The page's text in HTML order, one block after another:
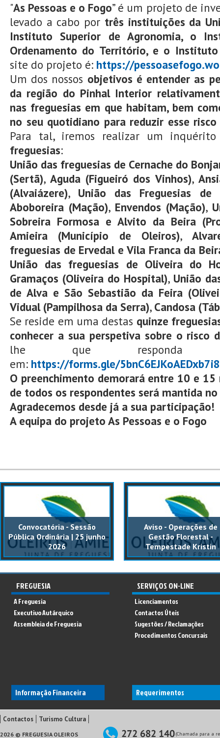
"As Pessoas e o Fogo” é um projeto de
levado a cabo por três instituições da
Instituto Superior de Agronomia, o
Ordenamento do Território, e o Instituto
site do projeto é: https://
Um dos nossos objetivos é entender as
da região do Pinhal Interior
nas freguesias em que habitam, bem
no seu quotidiano para reduzir esse
Para tal, iremos realizar um inquérito
freguesias:
União das freguesias de Cernache do
(Sertã),Aguda (Figueiró dos Vinhos),
(Alvaiázere), União das Freguesias de
Aboboreira (Mação), Envendos (Mação),
Sobreira Formosa e Alvito da Beira
Amieira (Município de Oleiros),
freguesias de Ervedal e Vila Franca da
União das freguesias de Oliveira do
Gramaços (Oliveira do Hospital), União
de Alva e São Sebastião da Feira
Vidual (Pampilhosa da Serra), Candosa
Se reside em uma destas quinze
conhecer a sua perspetiva sobre o risco
lhe que responda
em: https://forms.gle/5bnC6EJKoAEDxb7i8
O preenchimento demorará entre 10 e
de todos os respondentes será mantida
Agradecemos desde já a sua participação!
A equipa do projeto As Pessoas e o Fogo
Convocatória - Sessão
Pública Ordinária | 25 junho
2026
Aviso - Operações de
Gestão Florestal -
Tempestade Kristin
FREGUESIA
A Freguesia
Executivo Autárquico
Assembleia de Freguesia
Informação Financeira
SERVIÇOS ON-LINE
Licenciamentos
Contactos Úteis
Sugestões / Reclamações
Procedimentos Concursais
Requerimentos
Contactos Turismo Cultura
2026 © FREGUESIA OLEIROS (Chamada para a